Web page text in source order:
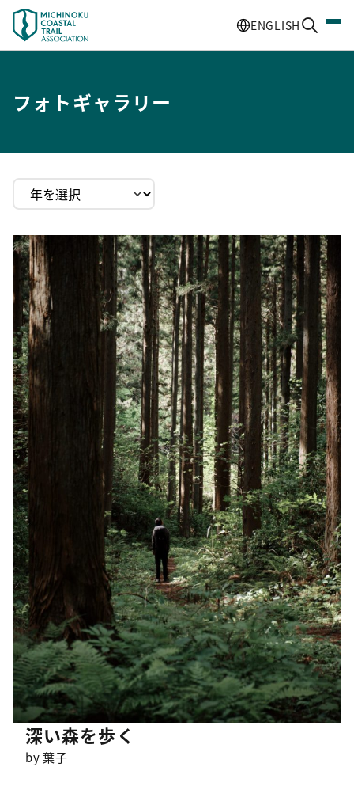
ENGLISH
フォトギャラリー
深い森を歩く
by 葉子